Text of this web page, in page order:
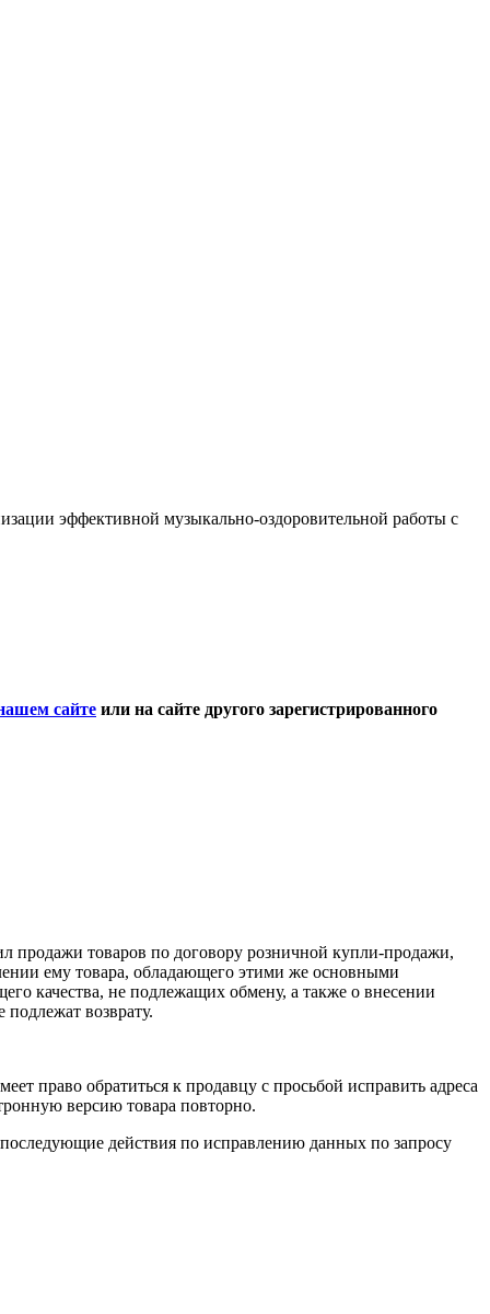
эффективной музыкально-оздоровительной работы с
сайте или на сайте другого зарегистрированного
продажи товаров по договору розничной купли-продажи,
ему товара, обладающего этими же основными
качества, не подлежащих обмену, а также о внесении
возврату.
право обратиться к продавцу с просьбой исправить адреса
версию товара повторно.
действия по исправлению данных по запросу